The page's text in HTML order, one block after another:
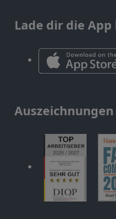
Lade dir die
Auszeichnungen